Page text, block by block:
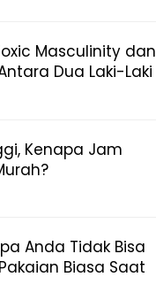
Masculinity dan
Dua Laki-Laki
Kenapa Jam
Anda Tidak Bisa
Biasa Saat